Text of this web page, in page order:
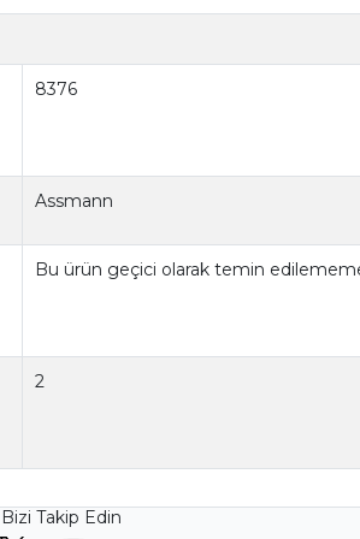
8376
Assmann
Bu ürün geçici olarak temin
2
Takip Edin